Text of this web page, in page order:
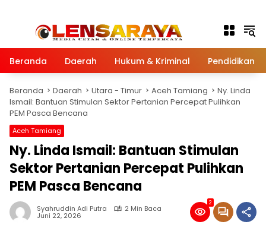
Beranda Daerah Hukum & Kriminal Pendidikan
Beranda Daerah Utara - Timur Aceh Tamiang
Ny. Linda
Ismail: Bantuan Stimulan Sektor Pertanian Percepat Pulihkan
PEM Pasca Bencana
Aceh Tamiang
Ny. Linda Ismail: Bantuan Stimulan
Sektor Pertanian Percepat Pulihkan
PEM Pasca Bencana
Syahruddin Adi Putra 2 Min Baca
Juni 22, 2026
2